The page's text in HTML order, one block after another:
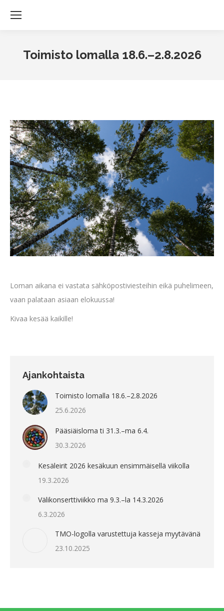
Toimisto lomalla 18.6.–2.8.2026
Loman aikana ei vastata sähköpostiviesteihin eikä puhelimeen,
vaan palataan asiaan elokuussa!
Kivaa kesää kaikille!
Ajankohtaista
Toimisto lomalla 18.6.–2.8.2026
25.6.2026
Pääsiäisloma ti 31.3.–ma 6.4.
30.3.2026
Kesäleirit 2026 kesäkuun ensimmäisellä viikolla
19.3.2026
Välikonserttiviikko ma 9.3.–la 14.3.2026
6.3.2026
TMO-logolla varustettuja kasseja myytävänä
23.10.2025